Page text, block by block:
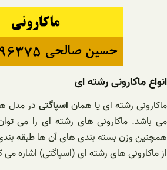
انواع ماکارونی رشته ای
ماکارونی رشته ای یا همان اسپاگتی در مدل
می باشد. ماکارونی های رشته ای را می
همچنین وزن بسته بندی های آن ها طبقه
از ماکارونی های رشته ای (اسپاگتی) اشاره می